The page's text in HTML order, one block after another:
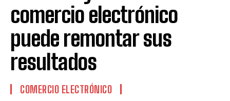
comercio electrónico
puede remontar sus
resultados
COMERCIO ELECTRÓNICO